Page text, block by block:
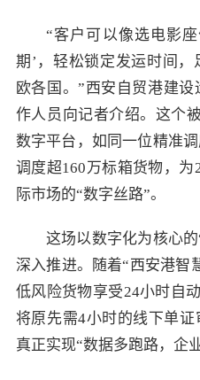
“客户可以像选电影
期’，轻松锁定发运时间
欧各国。”西安自贸港建
作人员向记者介绍。这个
数字平台，如同一位精准
调度超160万标箱货物，为
际市场的“数字丝路”。
这场以数字化为核心
深入推进。随着“西安港智
低风险货物享受24小时自
将原先需4小时的线下单证
真正实现“数据多跑路，企